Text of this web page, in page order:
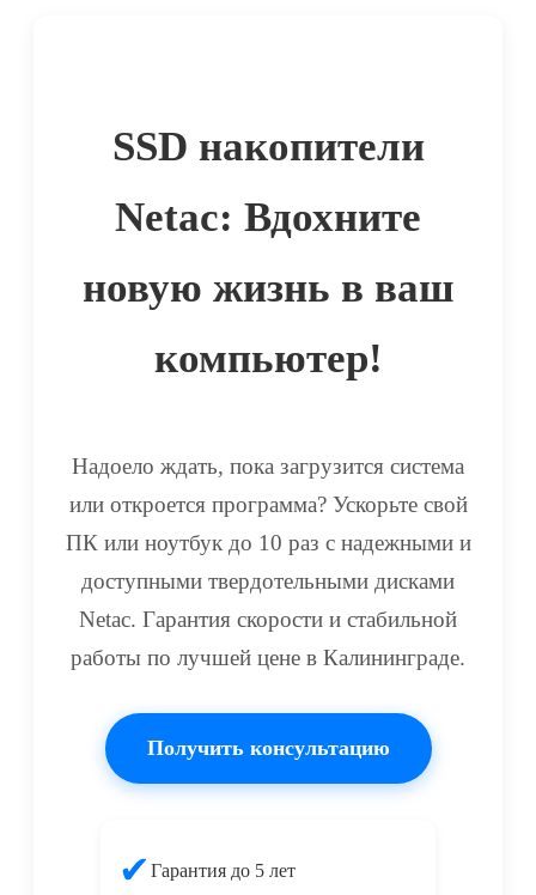
SSD накопители
Netac: Вдохните
новую жизнь в ваш
компьютер!
Надоело ждать, пока загрузится система
или откроется программа? Ускорьте свой
ПК или ноутбук до 10 раз с надежными и
доступными твердотельными дисками
Netac. Гарантия скорости и стабильной
работы по лучшей цене в Калининграде.
Получить консультацию
✔ Гарантия до 5 лет